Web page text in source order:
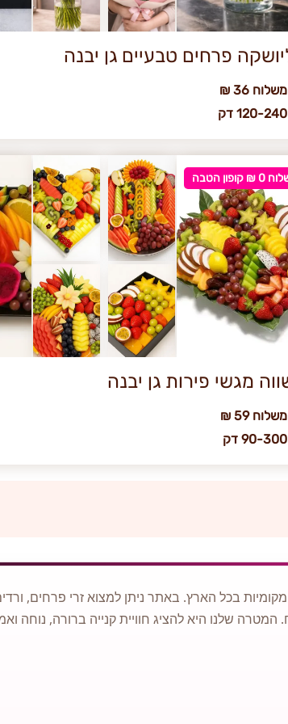
פרחים טבעיים גן יבנה
₪ משלוח 36
120-240 דק
קופון הטבה
מגשי פירות גן יבנה
₪ משלוח 59
90-300 דק
בכל הארץ. באתר ניתן למצוא זרי פרחים,
המטרה שלנו היא להציג חוויית קנייה ברורה, נוחה